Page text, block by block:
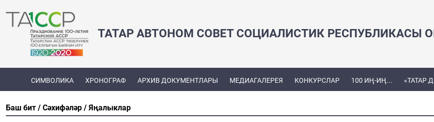
ТАТАР АВТОНОМ СОВЕТ СОЦИАЛИСТИК РЕСПУБЛИКАСЫ
СИМВОЛИКА ХРОНОГРАФ АРХИВ ДОКУМЕНТЛАРЫ МЕДИАГАЛЕРЕЯ КОНКУРСЛАР 100 ИҢ-ИҢ... «ТАТАР
Баш бит Сәхифәләр Яңалыклар